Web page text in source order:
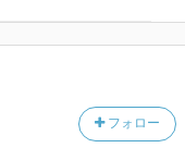
フォロー